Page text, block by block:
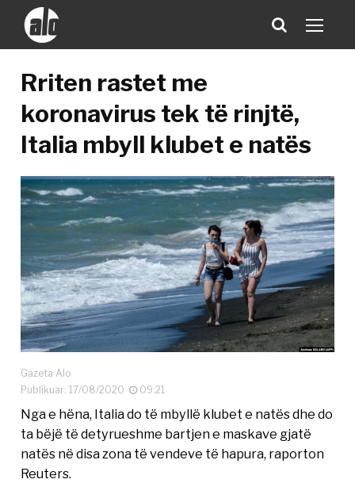
Rriten rastet me
koronavirus tek të rinjtë,
Italia mbyll klubet e natës
Gazeta Alo
Publikuar: 17/08/2020
09:21
Nga e hëna, Italia do të mbyllë klubet e natës dhe do
ta bëjë të detyrueshme bartjen e maskave gjatë
natës në disa zona të vendeve të hapura, raporton
Reuters.